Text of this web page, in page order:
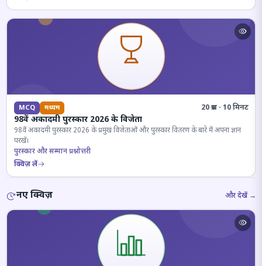
MCQ मध्यम 20 प्रश्न · 10 मिनट
98वें अकादमी पुरस्कार 2026 के विजेता
98वें अकादमी पुरस्कार 2026 के प्रमुख विजेताओं और पुरस्कार वितरण के बारे में अपना ज्ञान
परखें।
पुरस्कार और सम्मान प्रश्नोत्तरी
क्विज़ लें
नए क्विज़ और देखें →